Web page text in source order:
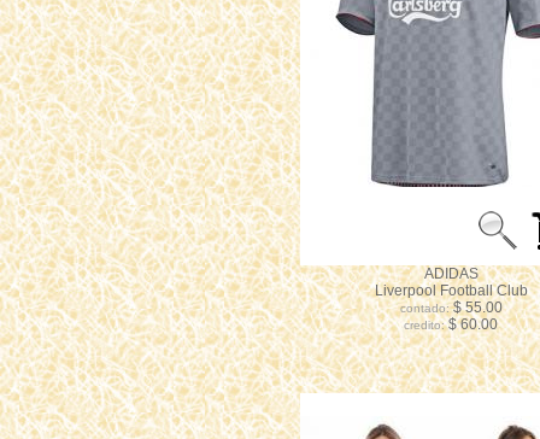
ADIDAS
Liverpool Football Club
contado:$ 55.00
credito:$ 60.00